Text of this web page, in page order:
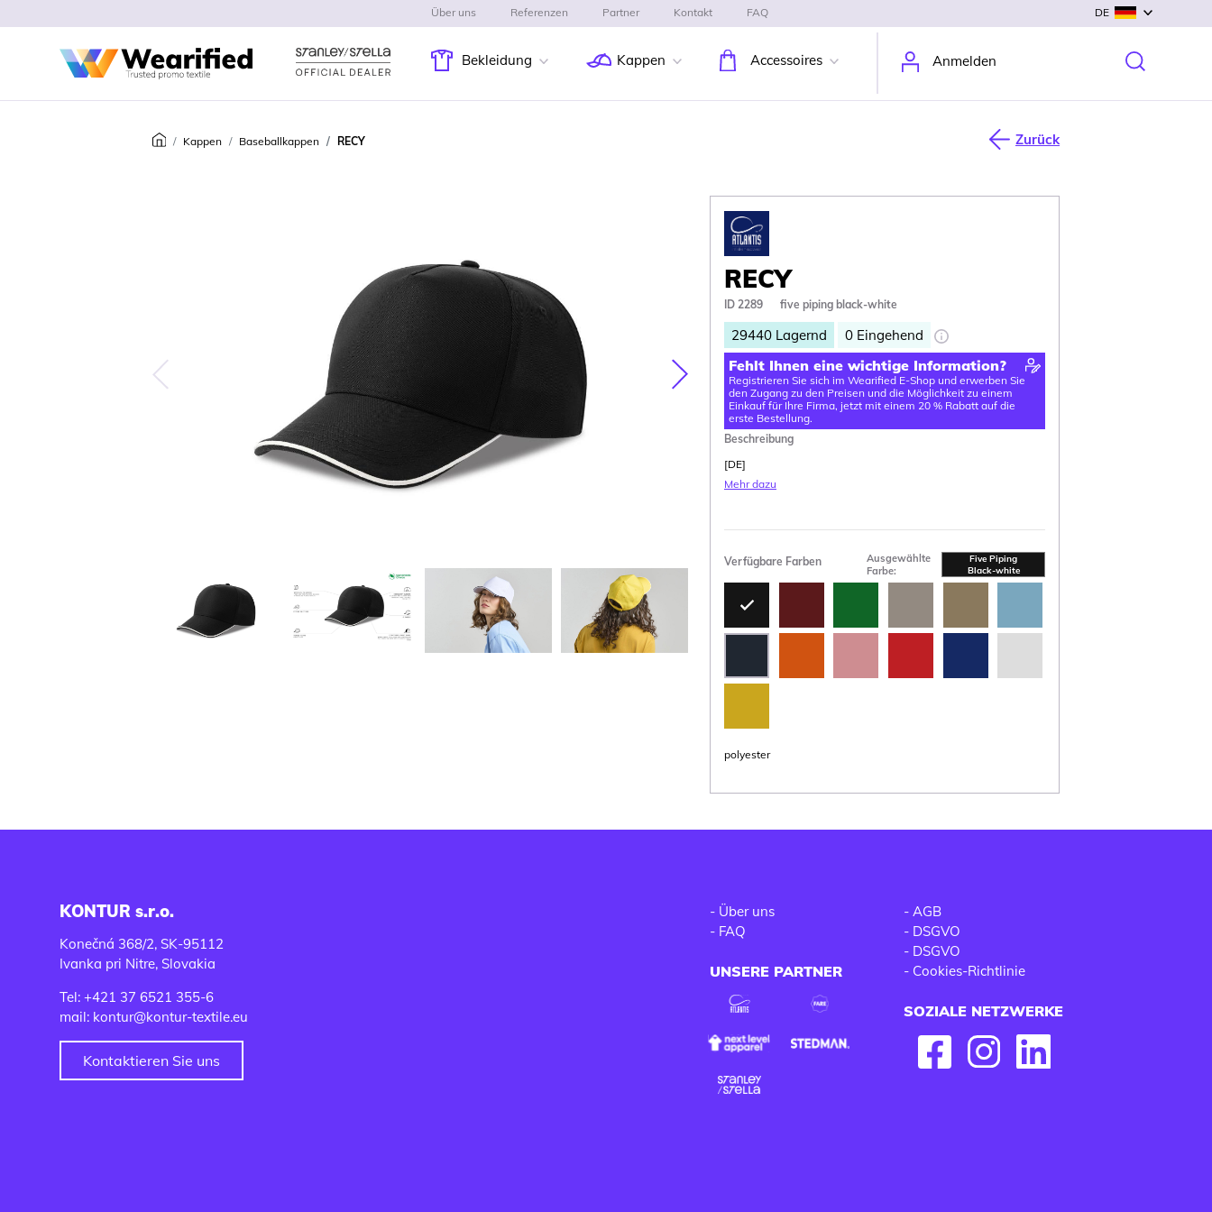
Bekleidung Kappen Accessoires Anmelden
Über uns Referenzen Partner Kontakt FAQ DE
Kappen Baseballkappen RECY Zurück
Predchádzajúca
Nasledujúca
RECY
ID 2289 five piping black-white
29440 Lagernd 0 Eingehend
Fehlt Ihnen eine wichtige Information?
Registrieren Sie sich im Wearified E-Shop und erwerben Sie
den Zugang zu den Preisen und die Möglichkeit zu einem
Einkauf für Ihre Firma, jetzt mit einem 20 % Rabatt auf die
erste Bestellung.
Beschreibung
[DE]
Mehr dazu
Verfügbare Farben
Ausgewählte
Farbe:
Five Piping
Black-white
polyester
KONTUR s.r.o.
Konečná 368/2, SK-95112
Ivanka pri Nitre, Slovakia
Tel: +421 37 6521 355-6
mail: kontur@kontur-textile.eu
Kontaktieren Sie uns
- Über uns
- FAQ
UNSERE PARTNER
- AGB
- DSGVO
- DSGVO
- Cookies-Richtlinie
SOZIALE NETZWERKE